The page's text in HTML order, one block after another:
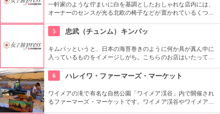
一軒家のような佇まいに白を基調としたおしゃれな店内には、
オーナーのセンスが光る北欧の椅子などが置かれているくつろ
り、ラテアートを楽しめるコーヒーメニューも充実。旅行の合
間にほっと一息つける場所です。
5 忠武（チュンム）キンパッ
キムパッというと、日本の海苔巻きのように何か具が真ん中に
入っているものをイメージしがち。こちらのお店はいたってシ
さんに支持されてきました。キムチは別添えです。朝ごはんや
夜食にできそうですね。
6 ハレイワ・ファーマーズ・マーケット
ワイメアの滝で有名な自然公園「ワイメア渓谷」内で開催され
るファーマーズ・マーケットです。ワイメア渓谷やワイメアの